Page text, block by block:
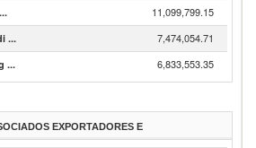
11,099,799.15
... 7,474,054.71
... 6,833,553.35
EXPORTADORES E